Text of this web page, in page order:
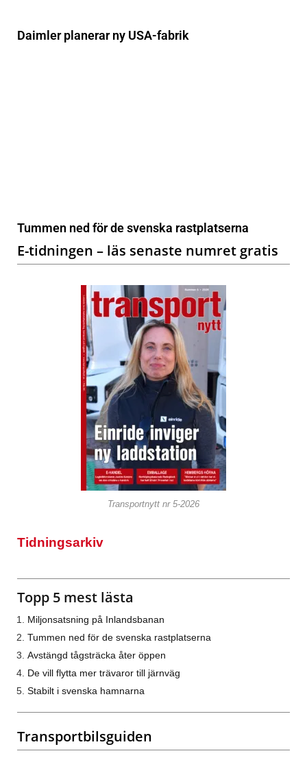
Daimler planerar ny USA-fabrik
Tummen ned för de svenska rastplatserna
E-tidningen – läs senaste numret gratis
Transportnytt nr 5-2026
Tidningsarkiv
Topp 5 mest lästa
Miljonsatsning på Inlandsbanan
Tummen ned för de svenska rastplatserna
Avstängd tågsträcka åter öppen
De vill flytta mer trävaror till järnväg
Stabilt i svenska hamnarna
Transportbilsguiden